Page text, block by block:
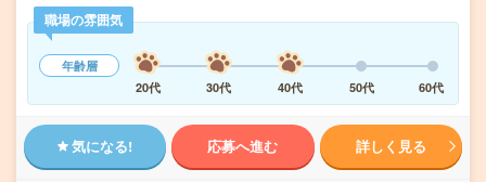
職場の雰囲気
年齢層
20代
30代 40代 50代 60代
気になる! 応募へ進む 詳しく見る